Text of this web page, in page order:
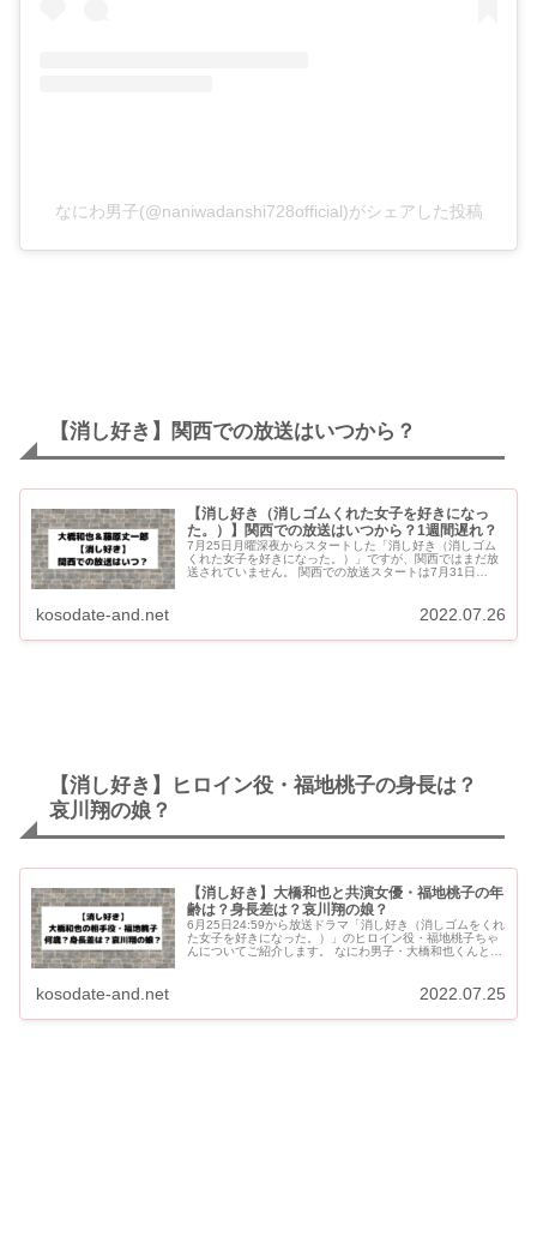
なにわ男子(@naniwadanshi728official)がシェアした投稿
【消し好き】関西での放送はいつから？
【消し好き（消しゴムくれた女子を好きになっ
た。）】関西での放送はいつから？1週間遅れ？
7月25日月曜深夜からスタートした「消し好き（消しゴム
くれた女子を好きになった。）」ですが、関西ではまだ放
送されていません。 関西での放送スタートは7月31日
kosodate-and.net 2022.07.26
【消し好き】ヒロイン役・福地桃子の身長は？
哀川翔の娘？
【消し好き】大橋和也と共演女優・福地桃子の年
齢は？身長差は？哀川翔の娘？
6月25日24:59から放送ドラマ「消し好き（消しゴムをくれ
た女子を好きになった。）」のヒロイン役・福地桃子ちゃ
んについてご紹介します。 なにわ男子・大橋和也くんとの
kosodate-and.net 2022.07.25